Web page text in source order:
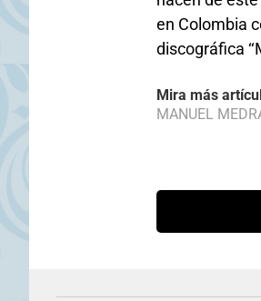
en Colombia
discográfica
Mira más
MANUEL